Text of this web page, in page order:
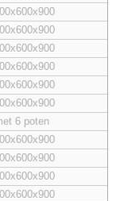
6 poten